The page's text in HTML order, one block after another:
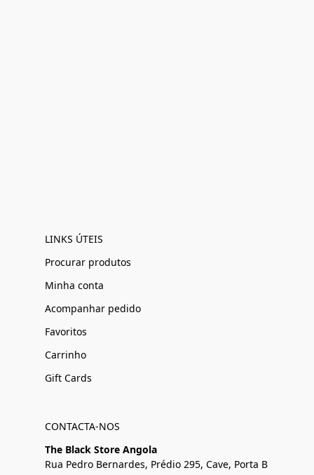
LINKS ÚTEIS
Procurar produtos
Minha conta
Acompanhar pedido
Favoritos
Carrinho
Gift Cards
CONTACTA-NOS
The Black Store Angola
Rua Pedro Bernardes, Prédio 295, Cave, Porta B